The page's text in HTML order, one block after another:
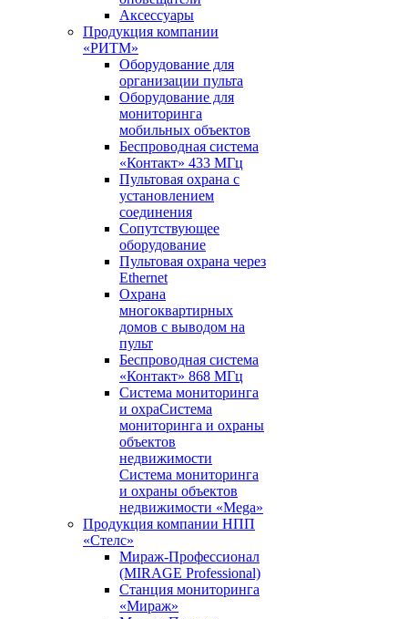
Аксессуары
Продукция компании
«РИТМ»
Оборудование для
организации пульта
Оборудование для
мониторинга
мобильных объектов
Беспроводная система
«Контакт» 433 МГц
Пультовая охрана с
установлением
соединения
Сопутствующее
оборудование
Пультовая охрана через
Ethernet
Охрана
многоквартирных
домов с выводом на
пульт
Беспроводная система
«Контакт» 868 МГц
Система мониторинга
и охраСистема
мониторинга и охраны
объектов
недвижимости
Система мониторинга
и охраны объектов
недвижимости «Mega»
Продукция компании НПП
«Стелс»
Мираж-Профессионал
(MIRAGE Professional)
Станция мониторинга
«Мираж»